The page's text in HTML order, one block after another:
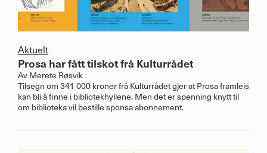
Aktuelt
Prosa har fått tilskot frå Kulturrådet
Av Merete Røsvik
Tilsegn om 341 000 kroner frå Kulturrådet gjer at Prosa framleis
kan bli å finne i bibliotekhyllene. Men det er spenning knytt til
om biblioteka vil bestille sponsa abonnement.